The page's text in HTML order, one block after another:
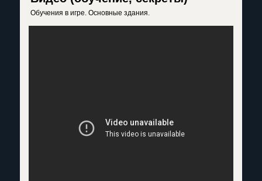
Обучения в игре. Основные здания.